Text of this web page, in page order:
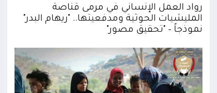
رواد العمل الإنساني في مرمى قناصة
المليشيات الحوثية ومدفعيتها.. "ريهام البدر"
نموذجاً – "تحقيق مصور"